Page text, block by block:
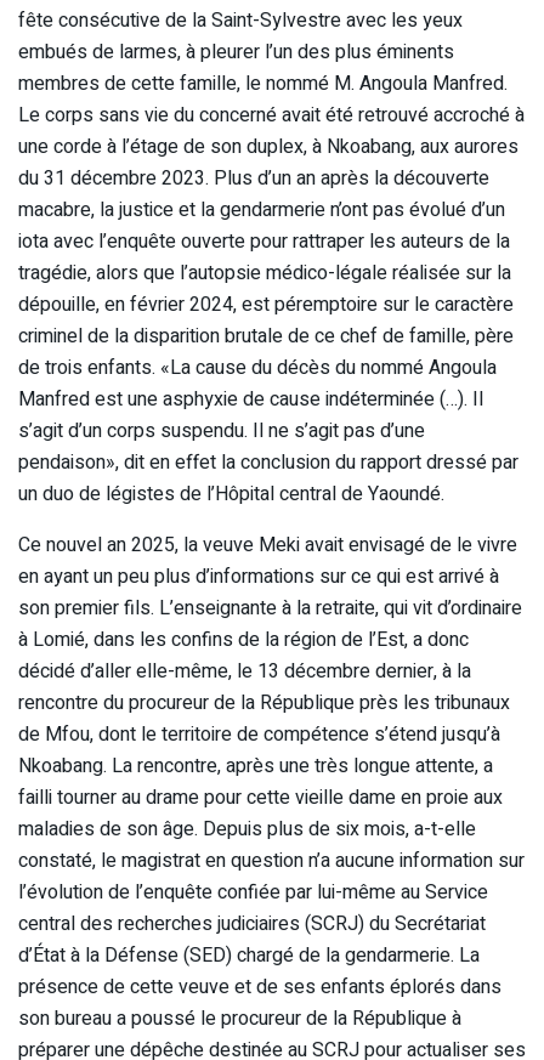
fête consécutive de la Saint-Sylvestre avec les yeux
embués de larmes, à pleurer l’un des plus éminents
membres de cette famille, le nommé M. Angoula Manfred.
Le corps sans vie du concerné avait été retrouvé accroché à
une corde à l’étage de son duplex, à Nkoabang, aux aurores
du 31 décembre 2023. Plus d’un an après la découverte
macabre, la justice et la gendarmerie n’ont pas évolué d’un
iota avec l’enquête ouverte pour rattraper les auteurs de la
tragédie, alors que l’autopsie médico-légale réalisée sur la
dépouille, en février 2024, est péremptoire sur le caractère
criminel de la disparition brutale de ce chef de famille, père
de trois enfants. «La cause du décès du nommé Angoula
Manfred est une asphyxie de cause indéterminée (…). Il
s’agit d’un corps suspendu. Il ne s’agit pas d’une
pendaison», dit en effet la conclusion du rapport dressé par
un duo de légistes de l’Hôpital central de Yaoundé.
Ce nouvel an 2025, la veuve Meki avait envisagé de le vivre
en ayant un peu plus d’informations sur ce qui est arrivé à
son premier fils. L’enseignante à la retraite, qui vit d’ordinaire
à Lomié, dans les confins de la région de l’Est, a donc
décidé d’aller elle-même, le 13 décembre dernier, à la
rencontre du procureur de la République près les tribunaux
de Mfou, dont le territoire de compétence s’étend jusqu’à
Nkoabang. La rencontre, après une très longue attente, a
failli tourner au drame pour cette vieille dame en proie aux
maladies de son âge. Depuis plus de six mois, a-t-elle
constaté, le magistrat en question n’a aucune information sur
l’évolution de l’enquête confiée par lui-même au Service
central des recherches judiciaires (SCRJ) du Secrétariat
d’État à la Défense (SED) chargé de la gendarmerie. La
présence de cette veuve et de ses enfants éplorés dans
son bureau a poussé le procureur de la République à
préparer une dépêche destinée au SCRJ pour actualiser ses